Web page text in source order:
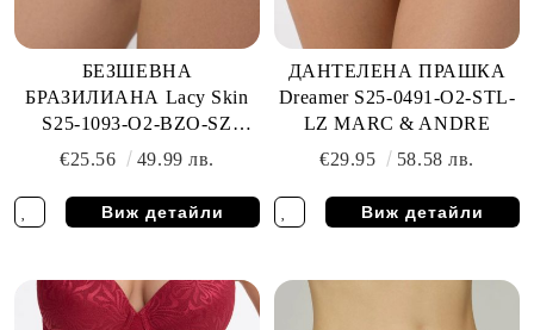
БЕЗШЕВНА
БРАЗИЛИАНА Lacy Skin
S25-1093-O2-BZO-SZ
MARC & ANDRE
€25.56 49.99 лв.
Виж детайли
ДАНТЕЛЕНА ПРАШКА
Dreamer S25-0491-O2-STL-
LZ MARC & ANDRE
€29.95
58.58 лв.
Виж детайли